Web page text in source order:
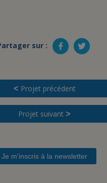
sur :
< Projet précédent
Projet suivant >
Je m'inscris à la newsletter